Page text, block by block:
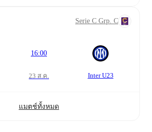
Serie C Grp. C
16:00
23 ส.ค. Inter U23
แมตช์ทั้งหมด